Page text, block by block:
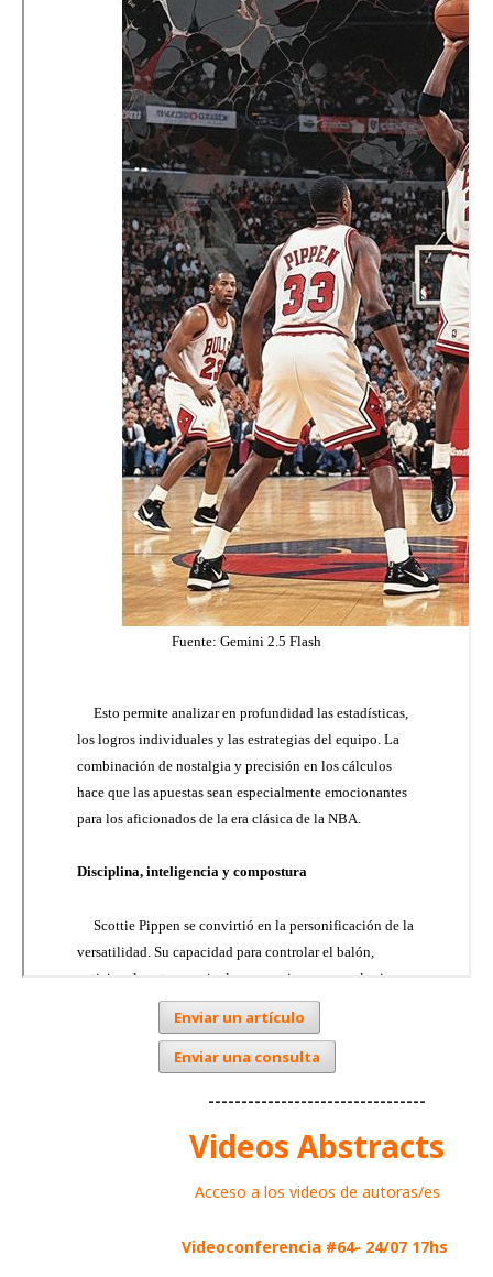
Enviar un artículo
Enviar una consulta
---------------------------------
Videos Abstracts
Acceso a los videos de autoras/es
Videoconferencia #64- 24/07 17hs